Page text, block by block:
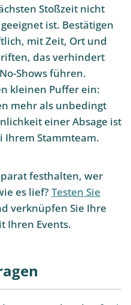
Stoßzeit nicht
ist. Bestätigen
mit Zeit, Ort und
das verhindert
Shows führen.
kleinen Puffer ein:
mehr als unbedingt
einer Absage ist
Ihrem Stammteam.
festhalten, wer
es lief? Testen Sie
verknüpfen Sie Ihre
Ihren Events.